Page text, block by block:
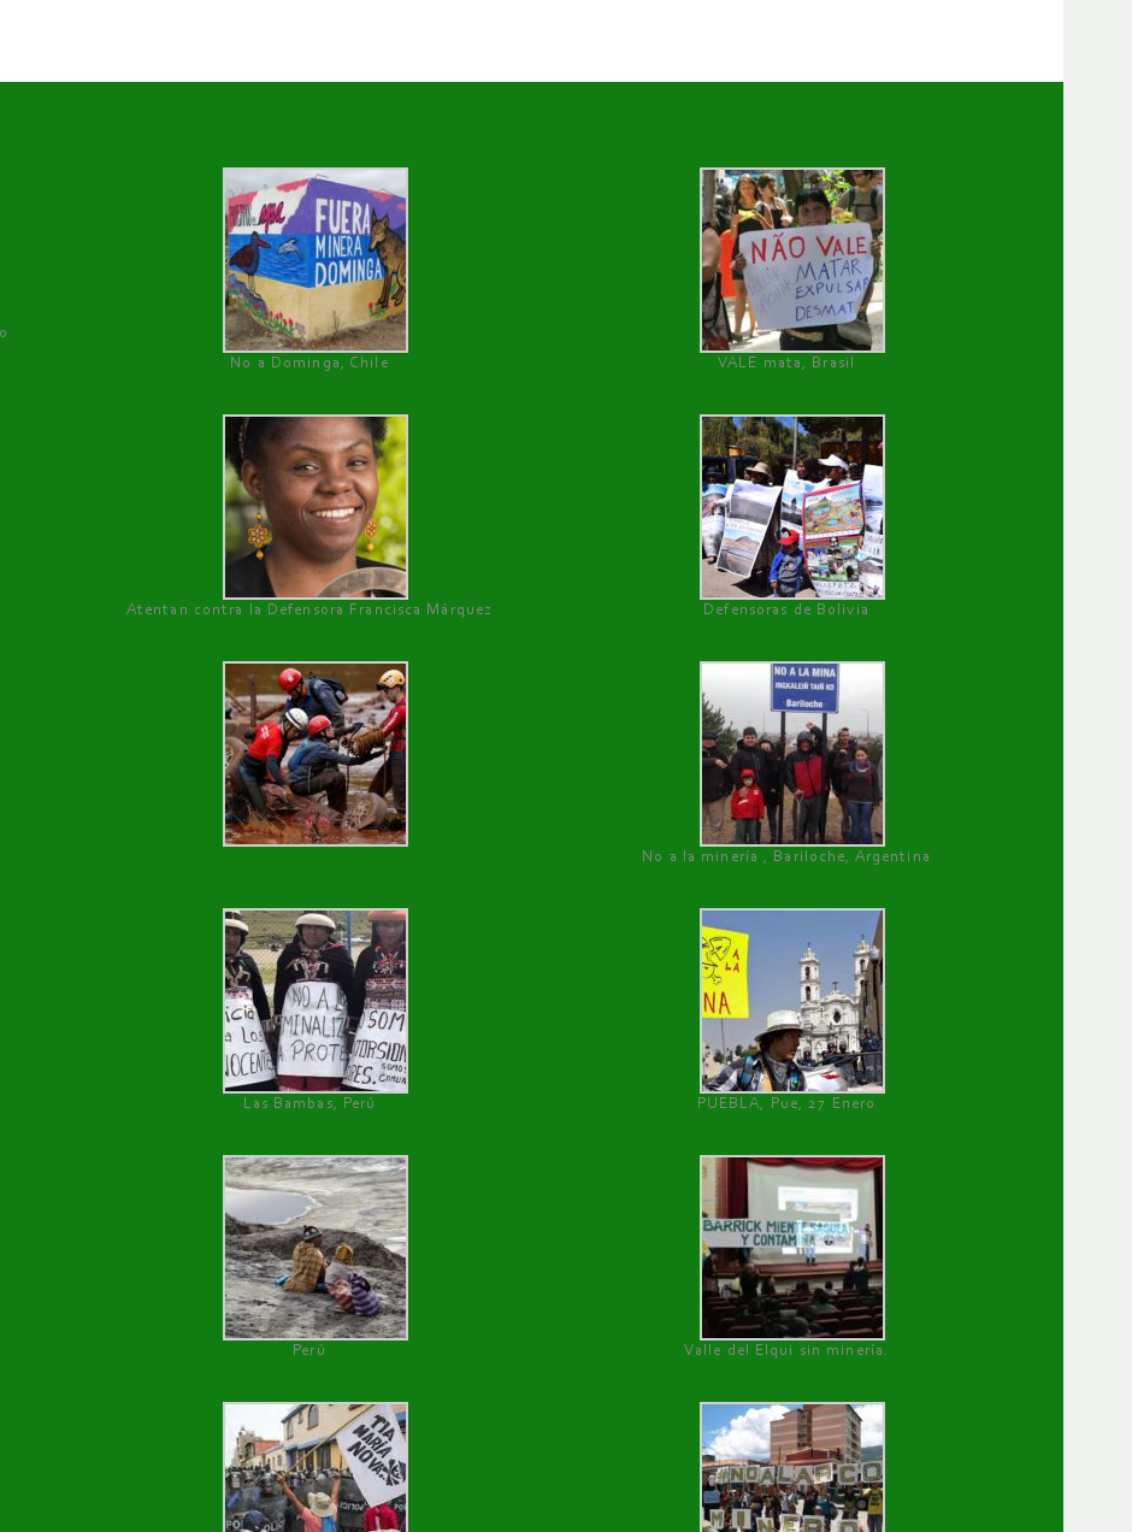
No a Dominga, Chile
VALE mata, Brasil
Atentan contra la Defensora Francisca Márquez Defensoras de Bolivia
No a la minería , Bariloche, Argentina
Las Bambas, Perú PUEBLA, Pue, 27 Enero
Perú Valle del Elqui sin minería.